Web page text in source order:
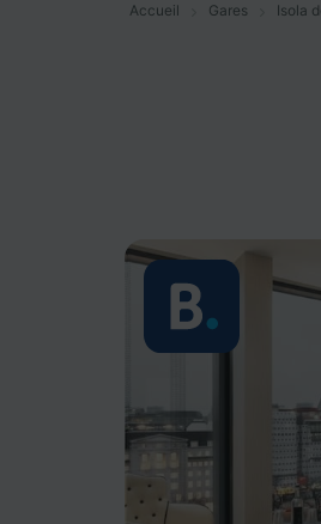
Accueil Gares Isola